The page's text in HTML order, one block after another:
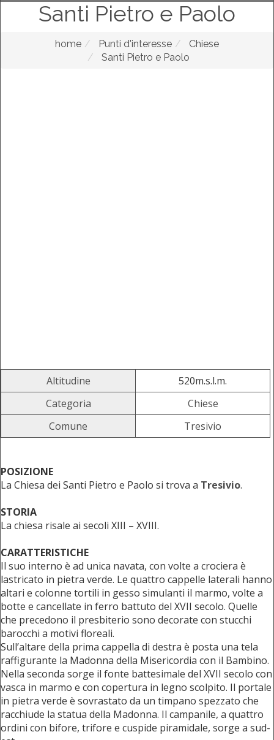
Santi Pietro e Paolo
home Punti d'interesse
Chiese
Santi Pietro e Paolo
Altitudine
520m.s.l.m.
Categoria
Chiese
Comune
Tresivio
POSIZIONE
La Chiesa dei Santi Pietro e Paolo si trova a Tresivio.
STORIA
La chiesa risale ai secoli XIII – XVIII.
CARATTERISTICHE
Il suo interno è ad unica navata, con volte a crociera è
lastricato in pietra verde. Le quattro cappelle laterali hanno
altari e colonne tortili in gesso simulanti il marmo, volte a
botte e cancellate in ferro battuto del XVII secolo. Quelle
che precedono il presbiterio sono decorate con stucchi
barocchi a motivi floreali.
Sull’altare della prima cappella di destra è posta una tela
raffigurante la Madonna della Misericordia con il Bambino.
Nella seconda sorge il fonte battesimale del XVII secolo con
vasca in marmo e con copertura in legno scolpito. Il portale
in pietra verde è sovrastato da un timpano spezzato che
racchiude la statua della Madonna. Il campanile, a quattro
ordini con bifore, trifore e cuspide piramidale, sorge a sud-